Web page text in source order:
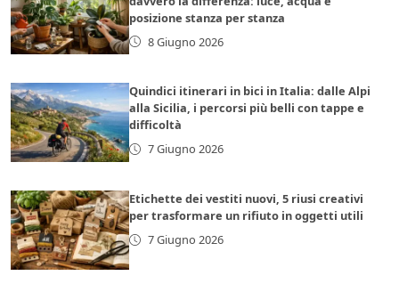
posizione stanza per stanza
8 Giugno 2026
Quindici itinerari in bici in Italia: dalle Alpi
alla Sicilia, i percorsi più belli con tappe e
difficoltà
7 Giugno 2026
Etichette dei vestiti nuovi, 5 riusi creativi
per trasformare un rifiuto in oggetti utili
7 Giugno 2026